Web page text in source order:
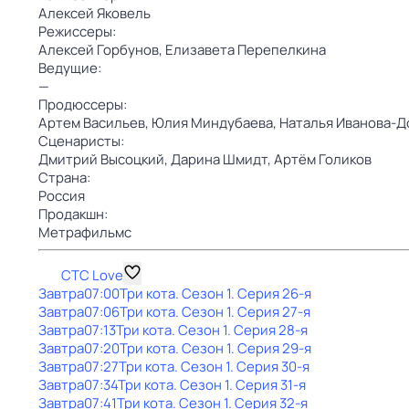
Алексей Яковель
Режиссеры:
Алексей Горбунов, Елизавета Перепелкина
Ведущие:
—
Продюссеры:
Артем Васильев, Юлия Миндубаева, Наталья Иванова-
Сценаристы:
Дмитрий Высоцкий,Дарина Шмидт,Артём Голиков
Страна:
Россия
Продакшн:
Метрафильмс
СТС Love
Завтра07:00Три кота. Сезон 1. Серия 26-я
Завтра07:06Три кота. Сезон 1. Серия 27-я
Завтра07:13Три кота. Сезон 1. Серия 28-я
Завтра07:20Три кота. Сезон 1. Серия 29-я
Завтра07:27Три кота. Сезон 1. Серия 30-я
Завтра07:34Три кота. Сезон 1. Серия 31-я
Завтра07:41Три кота. Сезон 1. Серия 32-я